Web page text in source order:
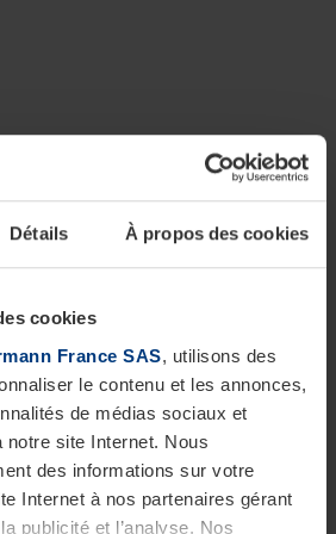
Détails À propos des cookies
cookies
France SAS, utilisons des
le contenu et les annonces,
de médias sociaux et
site Internet. Nous
des informations sur votre
Internet à nos partenaires gérant
publicité et l’analyse. Nos